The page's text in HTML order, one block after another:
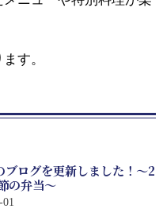
す。
ブログを更新しました！～2
の弁当～